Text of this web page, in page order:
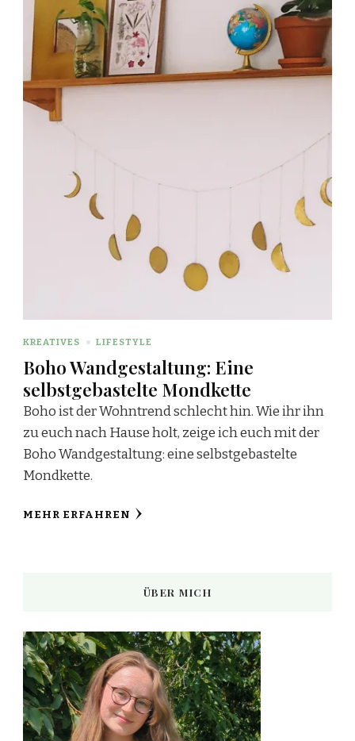
KREATIVES LIFESTYLE
Boho Wandgestaltung: Eine
selbstgebastelte Mondkette
Boho ist der Wohntrend schlecht hin. Wie ihr ihn
zu euch nach Hause holt, zeige ich euch mit der
Boho Wandgestaltung: eine selbstgebastelte
Mondkette.
MEHR ERFAHREN
ÜBER MICH